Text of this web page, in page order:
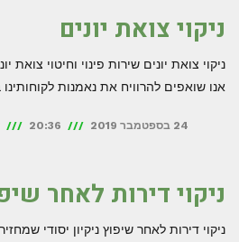
ניקוי צואת יונים
ניקוי צואת יונים שירות פינוי וחיטוי צואת
אנו שואפים להרוויח את נאמנות
24 בספטמבר 2019 20:36
ניקוי דירות לאחר
ניקוי דירות לאחר שיפוץ ניקיון יסודי